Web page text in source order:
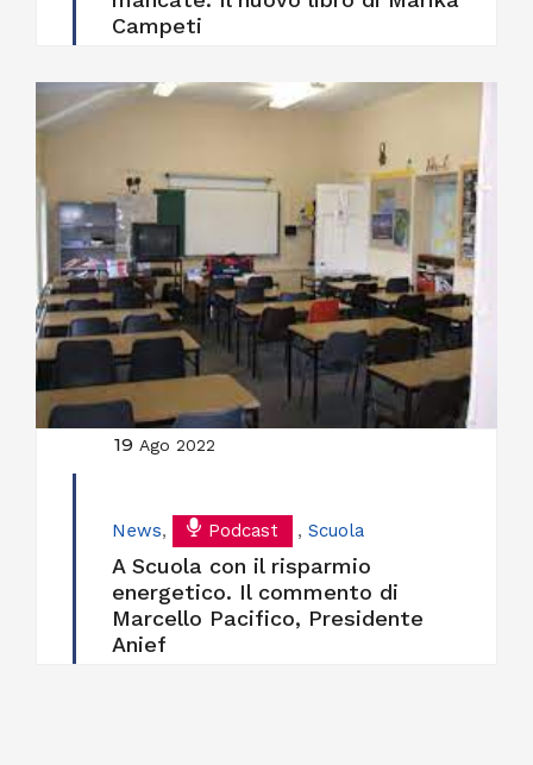
Campeti
19 Ago 2022
News, Podcast , Scuola
A Scuola con il risparmio
energetico. Il commento di
Marcello Pacifico, Presidente
Anief